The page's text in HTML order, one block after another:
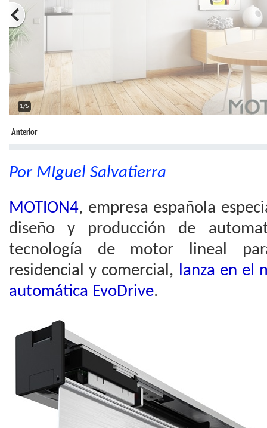
2/5
Anterior
Por MIguel Salvatierra
MOTION4, empresa española
diseño y producción de
tecnología de motor lineal
residencial y comercial, lanza en el
automática EvoDrive.